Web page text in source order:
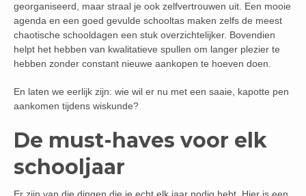
georganiseerd, maar straal je ook zelfvertrouwen uit. Een mooie
agenda en een goed gevulde schooltas maken zelfs de meest
chaotische schooldagen een stuk overzichtelijker. Bovendien
helpt het hebben van kwalitatieve spullen om langer plezier te
hebben zonder constant nieuwe aankopen te hoeven doen.
En laten we eerlijk zijn: wie wil er nu met een saaie, kapotte pen
aankomen tijdens wiskunde?
De must-haves voor elk
schooljaar